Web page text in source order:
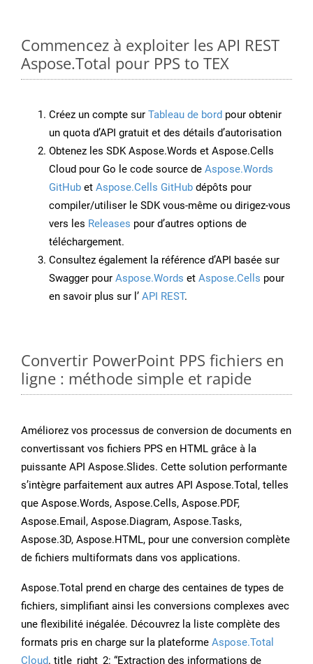
Commencez à exploiter les API REST
Aspose.Total pour PPS to TEX
Créez un compte sur Tableau de bord pour obtenir
un quota d’API gratuit et des détails d’autorisation
Obtenez les SDK Aspose.Words et Aspose.Cells
Cloud pour Go le code source de Aspose.Words
GitHub et Aspose.Cells GitHub dépôts pour
compiler/utiliser le SDK vous-même ou dirigez-vous
vers les Releases pour d’autres options de
téléchargement.
Consultez également la référence d’API basée sur
Swagger pour Aspose.Words et Aspose.Cells pour
en savoir plus sur l’ API REST.
Convertir PowerPoint PPS fichiers en
ligne : méthode simple et rapide
Améliorez vos processus de conversion de documents en
convertissant vos fichiers PPS en HTML grâce à la
puissante API Aspose.Slides. Cette solution performante
s’intègre parfaitement aux autres API Aspose.Total, telles
que Aspose.Words, Aspose.Cells, Aspose.PDF,
Aspose.Email, Aspose.Diagram, Aspose.Tasks,
Aspose.3D, Aspose.HTML, pour une conversion complète
de fichiers multiformats dans vos applications.
Aspose.Total prend en charge des centaines de types de
fichiers, simplifiant ainsi les conversions complexes avec
une flexibilité inégalée. Découvrez la liste complète des
formats pris en charge sur la plateforme Aspose.Total
Cloud. title_right_2: “Extraction des informations de